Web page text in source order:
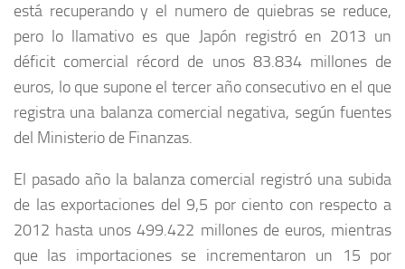
está recuperando y el numero de quiebras se reduce,
pero lo llamativo es que Japón registró en 2013 un
déficit comercial récord de unos 83.834 millones de
euros, lo que supone el tercer año consecutivo en el que
registra una balanza comercial negativa, según fuentes
del Ministerio de Finanzas.
El pasado año la balanza comercial registró una subida
de las exportaciones del 9,5 por ciento con respecto a
2012 hasta unos 499.422 millones de euros, mientras
que las importaciones se incrementaron un 15 por